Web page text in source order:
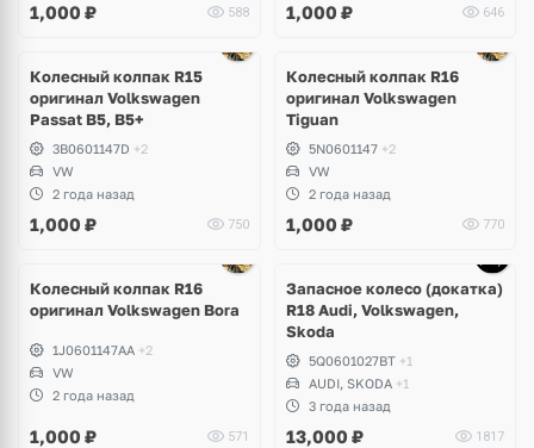
1,000 ₽ 588 1,000 ₽ 646
Колесный колпак R15
оригинал Volkswagen
Passat B5, B5+
3B0601147D +2
VW
2 года назад
1,000 ₽ 750
Колесный колпак R16
оригинал Volkswagen
Tiguan
5N0601147 +2
VW
2 года назад
1,000 ₽ 770
Колесный колпак R16
оригинал Volkswagen Bora
1J0601147AA +2
VW
2 года назад
1,000 ₽ 571
Запасное колесо (докатка)
R18 Audi, Volkswagen,
Skoda
5Q0601027BT +1
AUDI, SKODA +1
3 года назад
13,000 ₽ 1817